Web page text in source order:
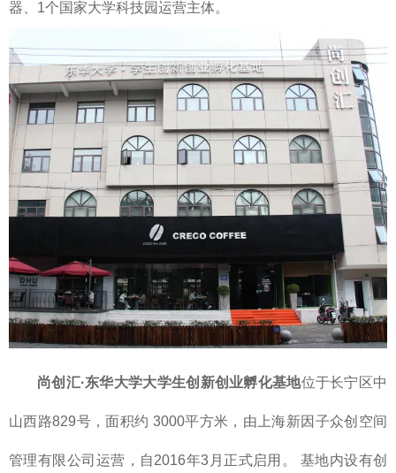
器、1个国家大学科技园运营主体。
尚创汇·东华大学大学生创新创业孵化基地位于长宁区中
山西路829号，面积约 3000平方米，由上海新因子众创空间
管理有限公司运营，自2016年3月正式启用。 基地内设有创